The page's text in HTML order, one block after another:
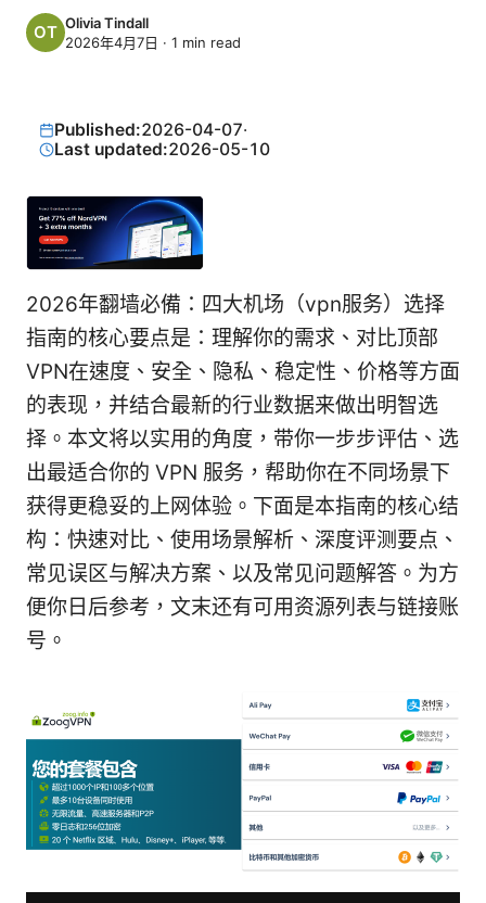
Olivia Tindall
2026年4月7日 · 1 min read
Published:2026-04-07·
Last updated:2026-05-10
2026年翻墙必備：四大机场（vpn服务）选择
指南的核心要点是：理解你的需求、对比顶部
VPN在速度、安全、隐私、稳定性、价格等方面
的表现，并结合最新的行业数据来做出明智选
择。本文将以实用的角度，带你一步步评估、选
出最适合你的 VPN 服务，帮助你在不同场景下
获得更稳妥的上网体验。下面是本指南的核心结
构：快速对比、使用场景解析、深度评测要点、
常见误区与解决方案、以及常见问题解答。为方
便你日后参考，文末还有可用资源列表与链接账
号。